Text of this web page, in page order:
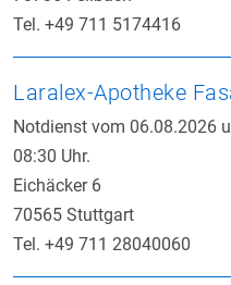
Tel. +49 711 5174416
Laralex-Apotheke
Notdienst vom 06.08.2026
08:30 Uhr.
Eichäcker 6
70565 Stuttgart
Tel. +49 711 28040060